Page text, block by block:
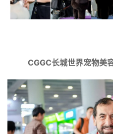
CGGC长城世界宠物美